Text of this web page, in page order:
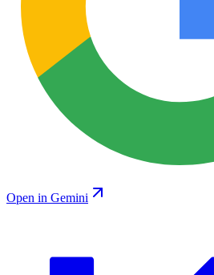
Open in Gemini